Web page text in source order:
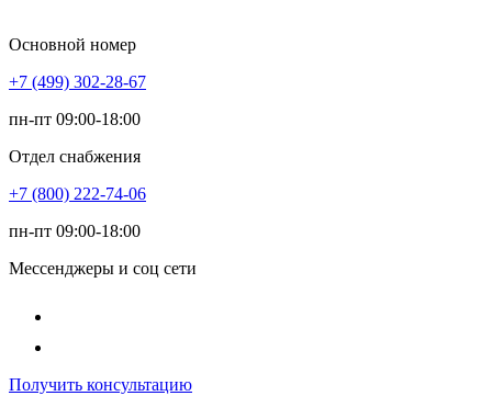
Основной номер
+7 (499) 302-28-67
пн-пт 09:00-18:00
Отдел снабжения
+7 (800) 222-74-06
пн-пт 09:00-18:00
Мессенджеры и соц сети
Получить консультацию